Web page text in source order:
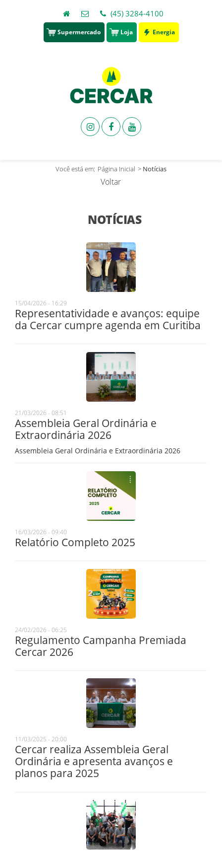
(45) 3284-4100
Supermercado Loja Energia
Você está em: Página Inicial > Notícias
Voltar
NOTÍCIAS
15/04/2026 - 16:29
Representatividade e avanços: equipe
da Cercar cumpre agenda em Curitiba
21/03/2026 - 08:51
Assembleia Geral Ordinária e
Extraordinária 2026
Assembleia Geral Ordinária e Extraordinária 2026
16/03/2026 - 09:40
Relatório Completo 2025
24/02/2026 - 06:25
Regulamento Campanha Premiada
Cercar 2026
11/03/2025 - 20:00
Cercar realiza Assembleia Geral
Ordinária e apresenta avanços e
planos para 2025